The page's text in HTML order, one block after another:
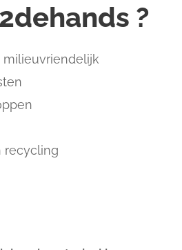
?
milieuvriendelijk
recycling